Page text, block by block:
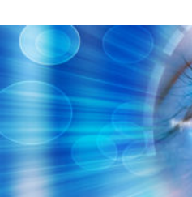
to
contentvinivida.lk